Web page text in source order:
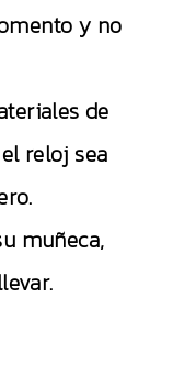
y no
de
reloj sea
muñeca,